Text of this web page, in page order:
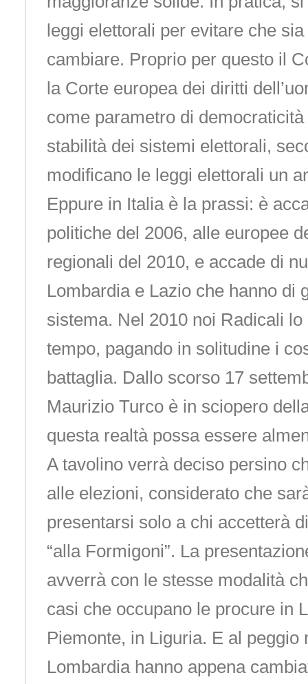
leggi elettorali per evitare che
cambiare. Proprio per questo il
la Corte europea dei diritti
come parametro di
stabilità dei sistemi elettorali,
modificano le leggi elettorali un
Eppure in Italia è la prassi: è
politiche del 2006, alle europee
regionali del 2010, e accade di
Lombardia e Lazio che hanno di
sistema. Nel 2010 noi Radicali
tempo, pagando in solitudine i
battaglia. Dallo scorso 17
Maurizio Turco è in sciopero
questa realtà possa essere
A tavolino verrà deciso persino
alle elezioni, considerato che
presentarsi solo a chi accetterà
“alla Formigoni”. La
avverrà con le stesse modalità
casi che occupano le procure in
Piemonte, in Liguria. E al peggio
Lombardia hanno appena